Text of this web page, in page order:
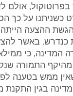
בפרוטוקול, אולם
כשניתנו על כך
הגשת ההצעה
מערכת כנדרש. באשר
מבהירה המדינה, כי
מהיקף התמורה